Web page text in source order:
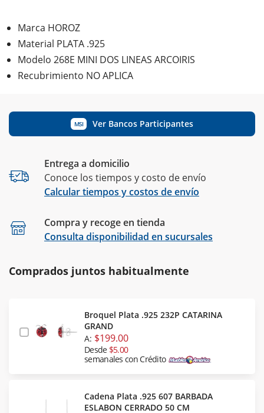
Marca HOROZ
Material PLATA .925
Modelo 268E MINI DOS LINEAS ARCOIRIS
Recubrimiento NO APLICA
MSI Ver Bancos Participantes
Entrega a domicilio
Conoce los tiempos y costo de envío
Calcular tiempos y costos de envío
Compra y recoge en tienda
Consulta disponibilidad en sucursales
Comprados juntos habitualmente
Broquel Plata .925 232P CATARINA
GRAND
A: $199.00
Desde $5.00
semanales con Crédito
Cadena Plata .925 607 BARBADA
ESLABON CERRADO 50 CM